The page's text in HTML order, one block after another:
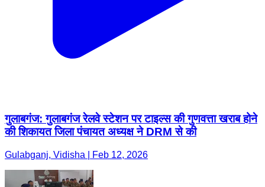
गुलाबगंज: गुलाबगंज रेलवे स्टेशन पर टाइल्स की गुणवत्ता खराब होने
की शिकायत जिला पंचायत अध्यक्ष ने DRM से की
Gulabganj, Vidisha | Feb 12, 2026